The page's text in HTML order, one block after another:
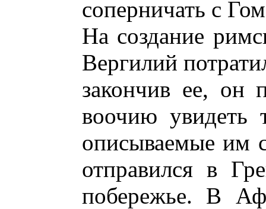
соперничать с
На создание
Вергилий
закончив ее, он
воочию увидеть
описываемые им
отправился в
побережье. В